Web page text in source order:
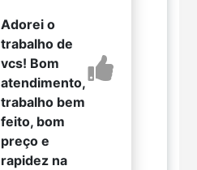
Adorei o
trabalho de
vcs! Bom
atendimento,
trabalho bem
feito, bom
preço e
rapidez na